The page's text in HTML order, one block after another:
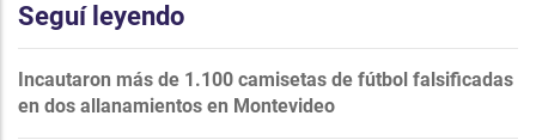
Seguí leyendo
Incautaron más de 1.100 camisetas de fútbol falsificadas
en dos allanamientos en Montevideo